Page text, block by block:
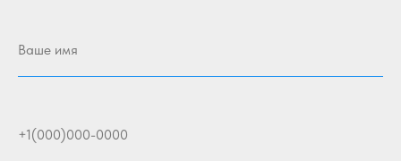
Ваше имя
+1(000)000-0000